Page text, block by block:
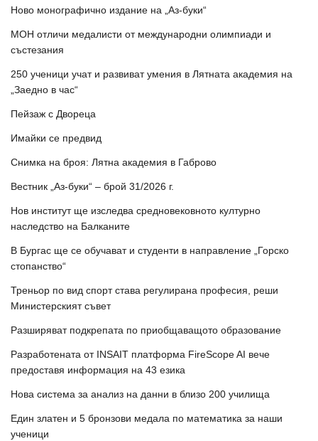
Ново монографично издание на „Аз-буки“
МОН отличи медалисти от международни олимпиади и
състезания
250 ученици учат и развиват умения в Лятната академия на
„Заедно в час“
Пейзаж с Двореца
Имайки се предвид
Снимка на броя: Лятна академия в Габрово
Вестник „Аз-буки“ – брой 31/2026 г.
Нов институт ще изследва средновековното културно
наследство на Балканите
В Бургас ще се обучават и студенти в направление „Горско
стопанство“
Треньор по вид спорт става регулирана професия, реши
Министерският съвет
Разширяват подкрепата по приобщаващото образование
Разработената от INSAIT платформа FireScope AI вече
предоставя информация на 43 езика
Нова система за анализ на данни в близо 200 училища
Един златен и 5 бронзови медала по математика за наши
ученици